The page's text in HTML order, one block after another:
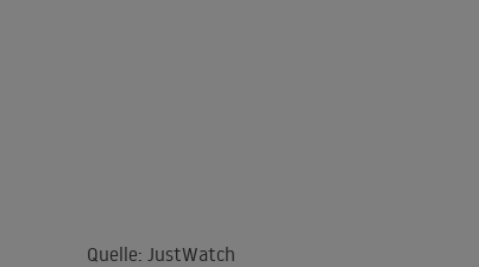
Quelle: JustWatch